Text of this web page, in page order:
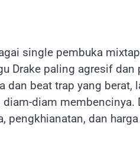
single pembuka
Drake paling agresif
beat trap yang berat,
diam membencinya.
pengkhianatan, dan